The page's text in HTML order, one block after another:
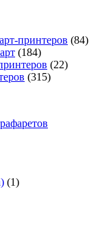
принтеров (84)
(184)
(22)
(315)
(1)